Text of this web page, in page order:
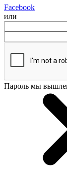
Facebook
или
Пароль мы